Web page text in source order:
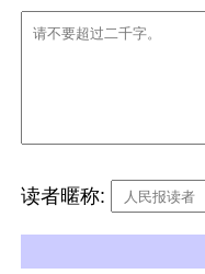
读者暱称: